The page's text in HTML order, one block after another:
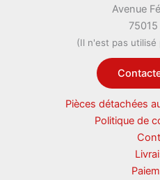
Avenue
75015
(Il n'est pas utilisé
Pièces détachées
Politique de